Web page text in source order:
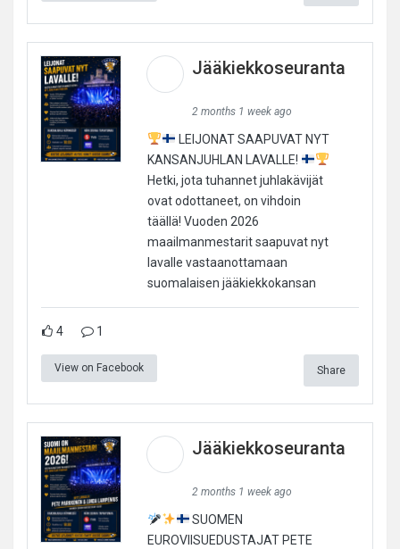
Jääkiekkoseuranta
2 months 1 week ago
LEIJONAT SAAPUVAT NYT
KANSANJUHLAN LAVALLE!
Hetki, jota tuhannet juhlakävijät
ovat odottaneet, on vihdoin
täällä! Vuoden 2026
maailmanmestarit saapuvat nyt
lavalle vastaanottamaan
suomalaisen jääkiekkokansan
4 1
View on Facebook Share
Jääkiekkoseuranta
2 months 1 week ago
SUOMEN
EUROVIISUEDUSTAJAT PETE